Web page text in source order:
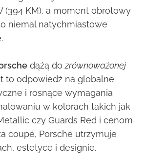
(394 KM), a moment obrotowy
niemal natychmiastowe
dążą do zrównoważonej
to odpowiedź na globalne
i rosnące wymagania
w kolorach takich jak
czy Guards Red i cenom
coupé, Porsche utrzymuje
estetyce i designie.